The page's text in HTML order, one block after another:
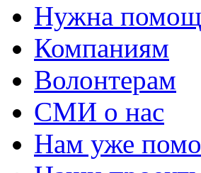
Нужна
Компаниям
Волонтерам
СМИ о нас
Нам уже